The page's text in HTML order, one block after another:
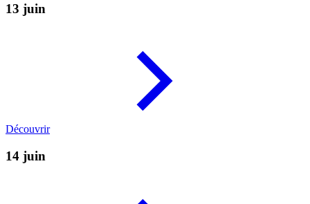
13 juin
Découvrir
14 juin